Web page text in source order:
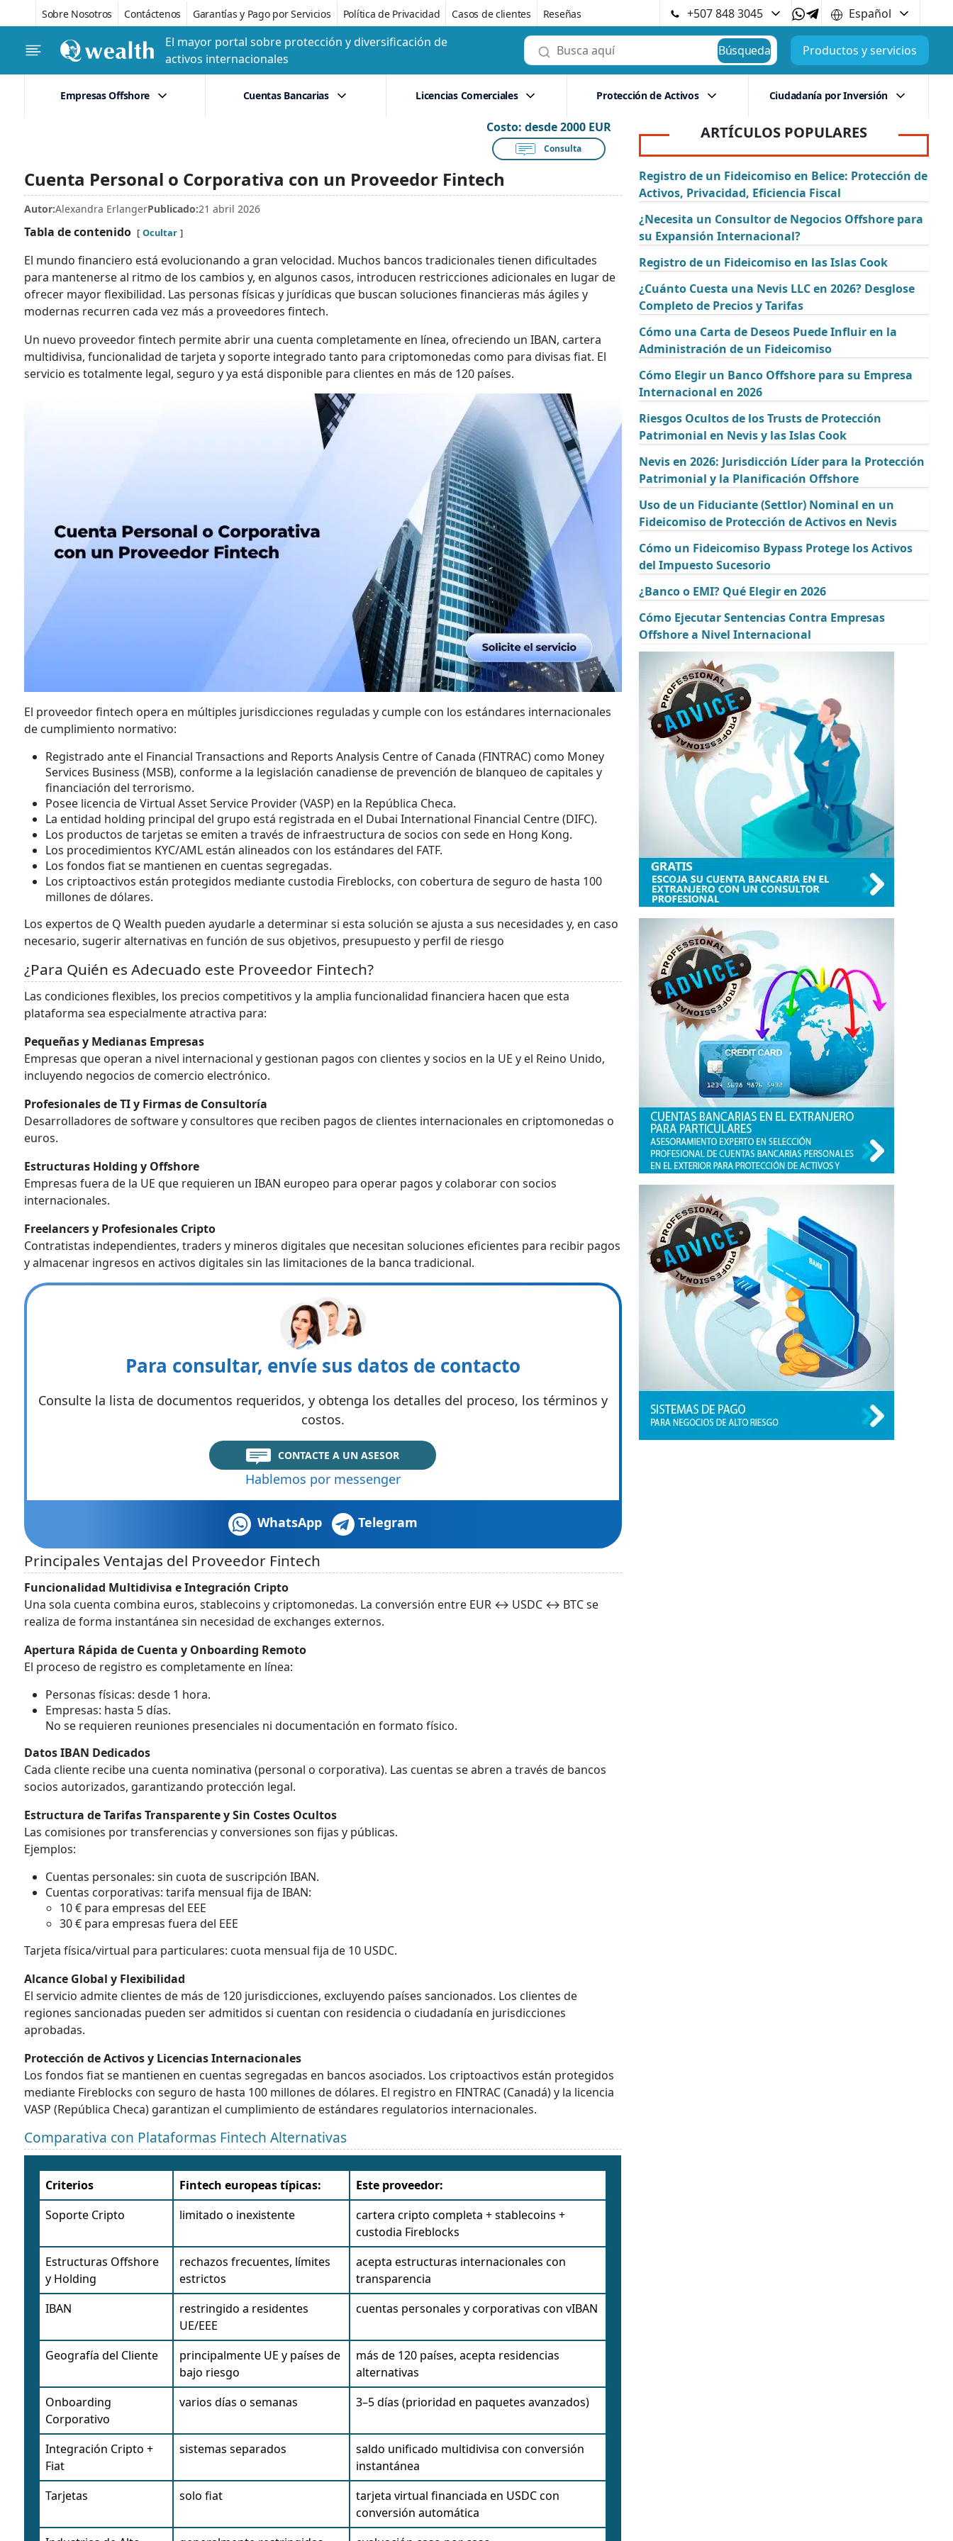
Sobre Nosotros Contáctenos Garantías y Pago por Servicios Política de Privacidad Casos de clientes Reseñas +507 848 3045
Español
El mayor portal sobre protección y diversificación de
activos internacionales
Búsqueda Productos y servicios
Empresas Offshore Cuentas Bancarias Licencias Comerciales Protección de Activos Ciudadanía por Inversión
Costo: desde 2000 EUR
Consulta
Cuenta Personal o Corporativa con un Proveedor Fintech
Autor:Alexandra ErlangerPublicado:21 abril 2026
Tabla de contenido Ocultar
El mundo financiero está evolucionando a gran velocidad. Muchos bancos tradicionales tienen dificultades
para mantenerse al ritmo de los cambios y, en algunos casos, introducen restricciones adicionales en lugar de
ofrecer mayor flexibilidad. Las personas físicas y jurídicas que buscan soluciones financieras más ágiles y
modernas recurren cada vez más a proveedores fintech.
Un nuevo proveedor fintech permite abrir una cuenta completamente en línea, ofreciendo un IBAN, cartera
multidivisa, funcionalidad de tarjeta y soporte integrado tanto para criptomonedas como para divisas fiat. El
servicio es totalmente legal, seguro y ya está disponible para clientes en más de 120 países.
El proveedor fintech opera en múltiples jurisdicciones reguladas y cumple con los estándares internacionales
de cumplimiento normativo:
Registrado ante el Financial Transactions and Reports Analysis Centre of Canada (FINTRAC) como Money
Services Business (MSB), conforme a la legislación canadiense de prevención de blanqueo de capitales y
financiación del terrorismo.
Posee licencia de Virtual Asset Service Provider (VASP) en la República Checa.
La entidad holding principal del grupo está registrada en el Dubai International Financial Centre (DIFC).
Los productos de tarjetas se emiten a través de infraestructura de socios con sede en Hong Kong.
Los procedimientos KYC/AML están alineados con los estándares del FATF.
Los fondos fiat se mantienen en cuentas segregadas.
Los criptoactivos están protegidos mediante custodia Fireblocks, con cobertura de seguro de hasta 100
millones de dólares.
Los expertos de Q Wealth pueden ayudarle a determinar si esta solución se ajusta a sus necesidades y, en caso
necesario, sugerir alternativas en función de sus objetivos, presupuesto y perfil de riesgo
¿Para Quién es Adecuado este Proveedor Fintech?
Las condiciones flexibles, los precios competitivos y la amplia funcionalidad financiera hacen que esta
plataforma sea especialmente atractiva para:
Pequeñas y Medianas Empresas
Empresas que operan a nivel internacional y gestionan pagos con clientes y socios en la UE y el Reino Unido,
incluyendo negocios de comercio electrónico.
Profesionales de TI y Firmas de Consultoría
Desarrolladores de software y consultores que reciben pagos de clientes internacionales en criptomonedas o
euros.
Estructuras Holding y Offshore
Empresas fuera de la UE que requieren un IBAN europeo para operar pagos y colaborar con socios
internacionales.
Freelancers y Profesionales Cripto
Contratistas independientes, traders y mineros digitales que necesitan soluciones eficientes para recibir pagos
y almacenar ingresos en activos digitales sin las limitaciones de la banca tradicional.
Para consultar, envíe sus datos de contacto
Consulte la lista de documentos requeridos, y obtenga los detalles del proceso, los términos y
costos.
CONTACTE A UN ASESOR
Hablemos por messenger
WhatsApp Telegram
Principales Ventajas del Proveedor Fintech
Funcionalidad Multidivisa e Integración Cripto
Una sola cuenta combina euros, stablecoins y criptomonedas. La conversión entre EUR ↔ USDC ↔ BTC se
realiza de forma instantánea sin necesidad de exchanges externos.
Apertura Rápida de Cuenta y Onboarding Remoto
El proceso de registro es completamente en línea:
Personas físicas: desde 1 hora.
Empresas: hasta 5 días.
No se requieren reuniones presenciales ni documentación en formato físico.
Datos IBAN Dedicados
Cada cliente recibe una cuenta nominativa (personal o corporativa). Las cuentas se abren a través de bancos
socios autorizados, garantizando protección legal.
Estructura de Tarifas Transparente y Sin Costes Ocultos
Las comisiones por transferencias y conversiones son fijas y públicas.
Ejemplos:
Cuentas personales: sin cuota de suscripción IBAN.
Cuentas corporativas: tarifa mensual fija de IBAN:
10 € para empresas del EEE
30 € para empresas fuera del EEE
Tarjeta física/virtual para particulares: cuota mensual fija de 10 USDC.
Alcance Global y Flexibilidad
El servicio admite clientes de más de 120 jurisdicciones, excluyendo países sancionados. Los clientes de
regiones sancionadas pueden ser admitidos si cuentan con residencia o ciudadanía en jurisdicciones
aprobadas.
Protección de Activos y Licencias Internacionales
Los fondos fiat se mantienen en cuentas segregadas en bancos asociados. Los criptoactivos están protegidos
mediante Fireblocks con seguro de hasta 100 millones de dólares. El registro en FINTRAC (Canadá) y la licencia
VASP (República Checa) garantizan el cumplimiento de estándares regulatorios internacionales.
Comparativa con Plataformas Fintech Alternativas
Criterios Fintech europeas típicas:
Este proveedor:
Soporte Cripto
limitado o inexistente
cartera cripto completa + stablecoins +
custodia Fireblocks
Estructuras Offshore
y Holding
rechazos frecuentes, límites
estrictos
acepta estructuras internacionales con
transparencia
IBAN
restringido a residentes
UE/EEE
cuentas personales y corporativas con vIBAN
Geografía del Cliente
principalmente UE y países de
bajo riesgo
más de 120 países, acepta residencias
alternativas
Onboarding
Corporativo
varios días o semanas 3–5 días (prioridad en paquetes avanzados)
Integración Cripto +
Fiat
sistemas separados
saldo unificado multidivisa con conversión
instantánea
Tarjetas
solo fiat
tarjeta virtual financiada en USDC con
conversión automática
ARTÍCULOS POPULARES
Registro de un Fideicomiso en Belice: Protección de
Activos, Privacidad, Eficiencia Fiscal
¿Necesita un Consultor de Negocios Offshore para
su Expansión Internacional?
Registro de un Fideicomiso en las Islas Cook
¿Cuánto Cuesta una Nevis LLC en 2026? Desglose
Completo de Precios y Tarifas
Cómo una Carta de Deseos Puede Influir en la
Administración de un Fideicomiso
Cómo Elegir un Banco Offshore para su Empresa
Internacional en 2026
Riesgos Ocultos de los Trusts de Protección
Patrimonial en Nevis y las Islas Cook
Nevis en 2026: Jurisdicción Líder para la Protección
Patrimonial y la Planificación Offshore
Uso de un Fiduciante (Settlor) Nominal en un
Fideicomiso de Protección de Activos en Nevis
Cómo un Fideicomiso Bypass Protege los Activos
del Impuesto Sucesorio
¿Banco o EMI? Qué Elegir en 2026
Cómo Ejecutar Sentencias Contra Empresas
Offshore a Nivel Internacional